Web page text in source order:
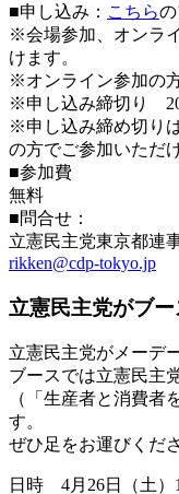
■申し込み： こちら
※会場参加、オンラ
けます。
※オンライン参加の
※申し込み締切り
※申し込み締め切り
の方でご参加いただ
■参加費
無料
■問合せ：
立憲民主党東京都連
rikken@cdp-tokyo.jp
立憲民主党がブー
立憲民主党がメーデ
ブースでは立憲民主
（「生産者と消費者
す。
ぜひ足をお運びくだ
日時 4月26日（土）